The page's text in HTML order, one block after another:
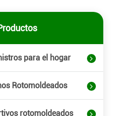
para el hogar
Rotomoldeados
rotomoldeados